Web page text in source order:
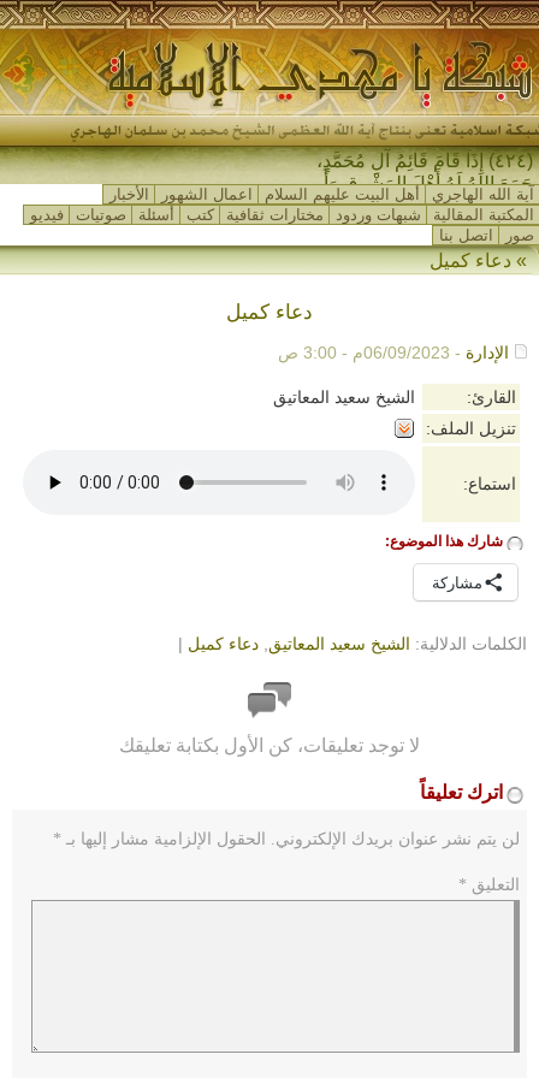
(٤٢٤) إِذَا قَامَ قَائِمُ آلِ مُحَمَّدٍ،
جَمَعَ اللهُ لَهُ أَهْلَ المَشْرِقِ وَأَهْ_
آية الله الهاجري أهل البيت عليهم السلام اعمال الشهور
الأخبار
المكتبة المقالية
شبهات وردود مختارات ثقافية كتب أسئلة صوتيات
فيديو
صور
اتصل بنا
»دعاء كميل
دعاء كميل
الإدارة - 06/09/2023م - 3:00 ص
القارئ:
الشيخ سعيد المعاتيق
تنزيل الملف:
استماع:
شارك هذا الموضوع:
مشاركة
الكلمات الدلالية: الشيخ سعيد المعاتيق دعاء كميل |
لا توجد تعليقات، كن الأول بكتابة تعليقك
اترك تعليقاً
لن يتم نشر عنوان بريدك الإلكتروني. الحقول الإلزامية مشار إليها بـ *
التعليق *